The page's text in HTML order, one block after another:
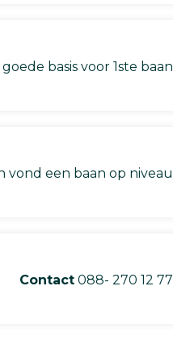
basis voor 1ste baan
vond een baan op niveau
Contact 088- 270 12 77